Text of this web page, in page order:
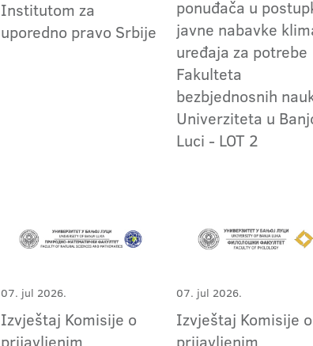
Institutom za
uporedno pravo Srbije
ponuđača u
javne nabavke
uređaja za potrebe
Fakulteta
bezbjednosnih
Univerziteta u
Luci - LOT 2
07. jul 2026.
Izvještaj Komisije o
07. jul 2026.
Izvještaj Komisije o